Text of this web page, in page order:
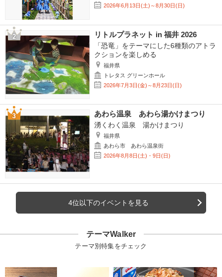
2026年6月13日(土)～8月30日(日)
リトルプラネット in 福井 2026
「恐竜」をテーマにした6種類のアトラ
クションを楽しめる
福井県
トレタス グリーンホール
2026年7月3日(金)～8月23日(日)
あわら温泉 あわら湯かけまつり
湧くわく温泉 湯かけまつり
福井県
あわら市 あわら温泉街
2026年8月8日(土)・9日(日)
4位以下のイベントを見る
テーマWalker
テーマ別特集をチェック